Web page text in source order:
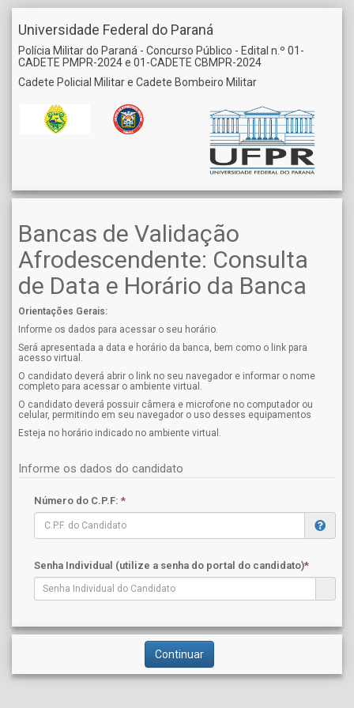
Universidade Federal do Paraná
Polícia Militar do Paraná - Concurso Público - Edital n.º 01-
CADETE PMPR-2024 e 01-CADETE CBMPR-2024
Cadete Policial Militar e Cadete Bombeiro Militar
Bancas de Validação
Afrodescendente: Consulta
de Data e Horário da Banca
Orientações Gerais:
Informe os dados para acessar o seu horário.
Será apresentada a data e horário da banca, bem como o link para
acesso virtual.
O candidato deverá abrir o link no seu navegador e informar o nome
completo para acessar o ambiente virtual.
O candidato deverá possuir câmera e microfone no computador ou
celular, permitindo em seu navegador o uso desses equipamentos
Esteja no horário indicado no ambiente virtual.
Informe os dados do candidato
Número do C.P.F: *
Senha Individual (utilize a senha do portal do candidato)*
Continuar